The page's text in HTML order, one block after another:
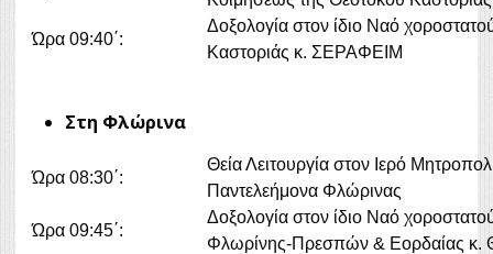
Ώρα 09:40΄:
Δοξολογία στον ίδιο Ναό
Καστοριάς κ. ΣΕΡΑΦΕΙΜ
Στη Φλώρινα
Ώρα 08:30΄:
Θεία Λειτουργία στον Ιερό
Παντελεήμονα Φλώρινας
Ώρα 09:45΄:
Δοξολογία στον ίδιο Ναό
Φλωρίνης-Πρεσπών & Εορδαίας